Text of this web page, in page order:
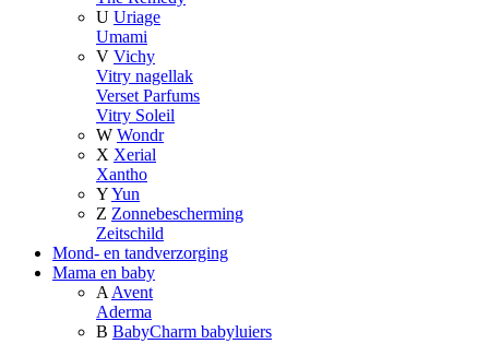
U Uriage
Umami
V Vichy
Vitry nagellak
Verset Parfums
Vitry Soleil
W Wondr
X Xerial
Xantho
YYun
Z Zonnebescherming
Zeitschild
Mond- en tandverzorging
Mama en baby
A Avent
Aderma
B BabyCharm babyluiers